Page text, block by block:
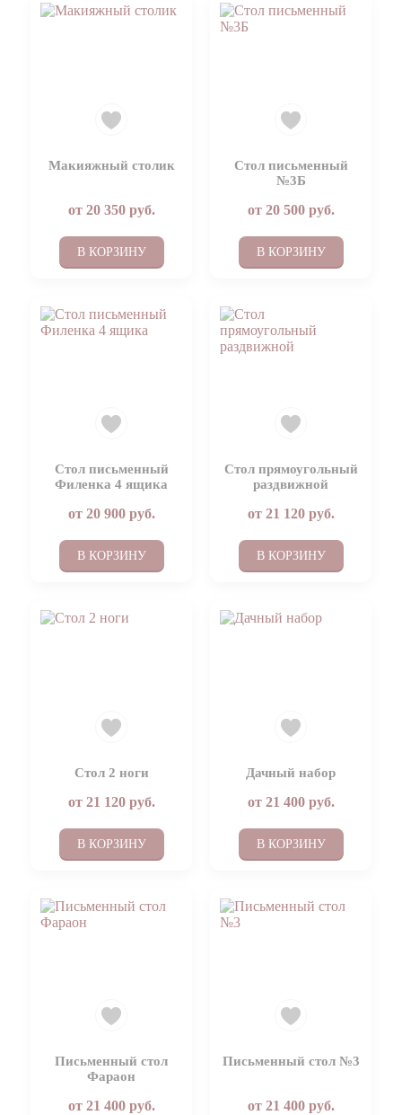
Макияжный столик
от 20 350руб.
В КОРЗИНУ
Стол письменный
№3Б
от 20 500руб.
В КОРЗИНУ
Стол письменный
Филенка 4 ящика
от 20 900руб.
В КОРЗИНУ
Стол прямоугольный
раздвижной
от 21 120руб.
В КОРЗИНУ
Стол 2 ноги
от 21 120руб.
В КОРЗИНУ
Дачный набор
от 21 400руб.
В КОРЗИНУ
Письменный стол
Фараон
от 21 400руб.
Письменный стол №3
от 21 400руб.